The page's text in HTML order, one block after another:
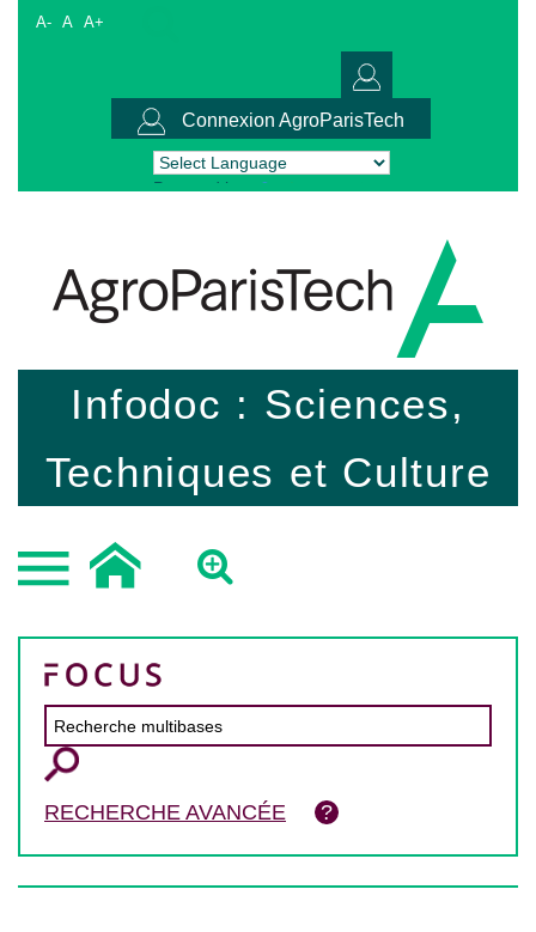
A- A A+
Connexion AgroParisTech
Powered by Translate
Infodoc : Sciences,
Techniques et Culture
RECHERCHE AVANCÉE